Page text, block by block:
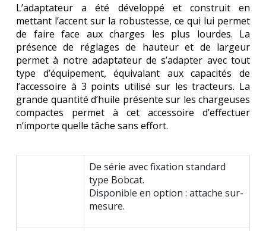
L’adaptateur a été développé et construit en
mettant l’accent sur la robustesse, ce qui lui permet
de faire face aux charges les plus lourdes. La
présence de réglages de hauteur et de largeur
permet à notre adaptateur de s’adapter avec tout
type d’équipement, équivalant aux capacités de
l’accessoire à 3 points utilisé sur les tracteurs. La
grande quantité d’huile présente sur les chargeuses
compactes permet à cet accessoire d’effectuer
n’importe quelle tâche sans effort.
De série avec fixation standard
type Bobcat.
Disponible en option : attache sur-
mesure.